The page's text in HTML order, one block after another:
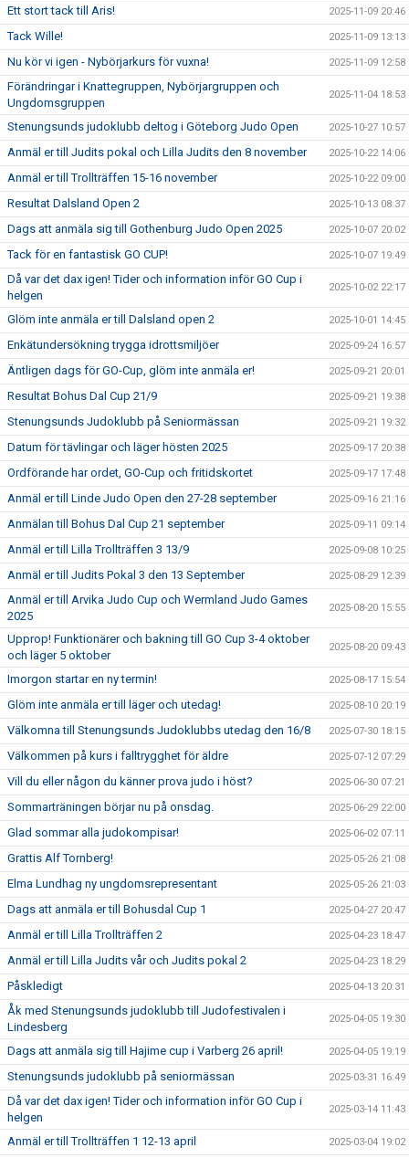
Ett stort tack till Aris! 2025-11-09 20:46
Tack Wille! 2025-11-09 13:13
Nu kör vi igen - Nybörjarkurs för vuxna! 2025-11-09 12:58
Förändringar i Knattegruppen, Nybörjargruppen och
Ungdomsgruppen
2025-11-04 18:53
Stenungsunds judoklubb deltog i Göteborg Judo Open 2025-10-27 10:57
Anmäl er till Judits pokal och Lilla Judits den 8 november 2025-10-22 14:06
Anmäl er till Trollträffen 15-16 november 2025-10-22 09:00
Resultat Dalsland Open 2 2025-10-13 08:37
Dags att anmäla sig till Gothenburg Judo Open 2025 2025-10-07 20:02
Tack för en fantastisk GO CUP! 2025-10-07 19:49
Då var det dax igen! Tider och information inför GO Cup i
helgen
2025-10-02 22:17
Glöm inte anmäla er till Dalsland open 2 2025-10-01 14:45
Enkätundersökning trygga idrottsmiljöer 2025-09-24 16:57
Äntligen dags för GO-Cup, glöm inte anmäla er! 2025-09-21 20:01
Resultat Bohus Dal Cup 21/9 2025-09-21 19:38
Stenungsunds Judoklubb på Seniormässan 2025-09-21 19:32
Datum för tävlingar och läger hösten 2025 2025-09-17 20:38
Ordförande har ordet, GO-Cup och fritidskortet 2025-09-17 17:48
Anmäl er till Linde Judo Open den 27-28 september 2025-09-16 21:16
Anmälan till Bohus Dal Cup 21 september 2025-09-11 09:14
Anmäl er till Lilla Trollträffen 3 13/9 2025-09-08 10:25
Anmäl er till Judits Pokal 3 den 13 September 2025-08-29 12:39
Anmäl er till Arvika Judo Cup och Wermland Judo Games
2025
2025-08-20 15:55
Upprop! Funktionärer och bakning till GO Cup 3-4 oktober
och läger 5 oktober
2025-08-20 09:43
Imorgon startar en ny termin! 2025-08-17 15:54
Glöm inte anmäla er till läger och utedag! 2025-08-10 20:19
Välkomna till Stenungsunds Judoklubbs utedag den 16/8 2025-07-30 18:15
Välkommen på kurs i falltrygghet för äldre 2025-07-12 07:29
Vill du eller någon du känner prova judo i höst? 2025-06-30 07:21
Sommarträningen börjar nu på onsdag. 2025-06-29 22:00
Glad sommar alla judokompisar! 2025-06-02 07:11
Grattis Alf Tornberg! 2025-05-26 21:08
Elma Lundhag ny ungdomsrepresentant 2025-05-26 21:03
Dags att anmäla er till Bohusdal Cup 1 2025-04-27 20:47
Anmäl er till Lilla Trollträffen 2 2025-04-23 18:47
Anmäl er till Lilla Judits vår och Judits pokal 2 2025-04-23 18:29
Påskledigt 2025-04-13 20:31
Åk med Stenungsunds judoklubb till Judofestivalen i
Lindesberg
2025-04-05 19:30
Dags att anmäla sig till Hajime cup i Varberg 26 april! 2025-04-05 19:19
Stenungsunds judoklubb på seniormässan 2025-03-31 16:49
Då var det dax igen! Tider och information inför GO Cup i
helgen
2025-03-14 11:43
Anmäl er till Trollträffen 1 12-13 april 2025-03-04 19:02